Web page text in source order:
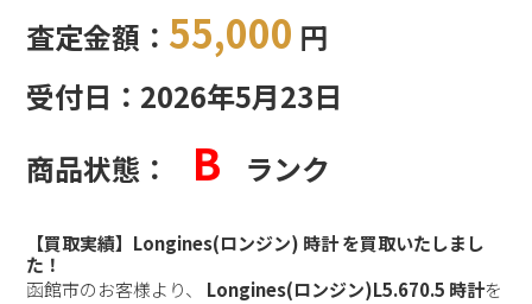
査定金額： 55,000 円
受付日：2026年5月23日
商品状態：
B ランク
【買取実績】Longines(ロンジン) 時計 を買取いたしまし
た！
函館市のお客様より、
Longines(ロンジン)L5.670.5 時計を